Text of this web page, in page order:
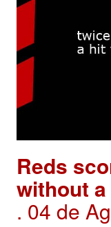
Reds
without
. 04 de